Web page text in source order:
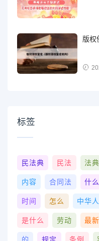
版权
标签
民法典 民法 法典
内容 合同法 什么
时间 怎么 中华
是什么 劳动 最新